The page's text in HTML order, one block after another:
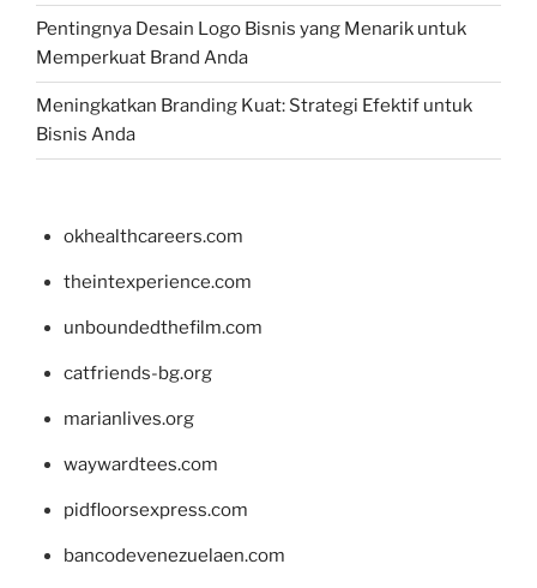
Pentingnya Desain Logo Bisnis yang Menarik untuk
Memperkuat Brand Anda
Meningkatkan Branding Kuat: Strategi Efektif untuk
Bisnis Anda
okhealthcareers.com
theintexperience.com
unboundedthefilm.com
catfriends-bg.org
marianlives.org
waywardtees.com
pidfloorsexpress.com
bancodevenezuelaen.com